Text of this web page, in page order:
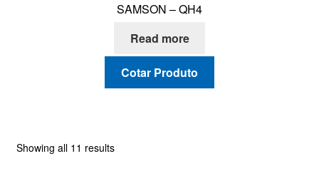
SAMSON – QH4
Read more
Cotar Produto
Showing all 11 results